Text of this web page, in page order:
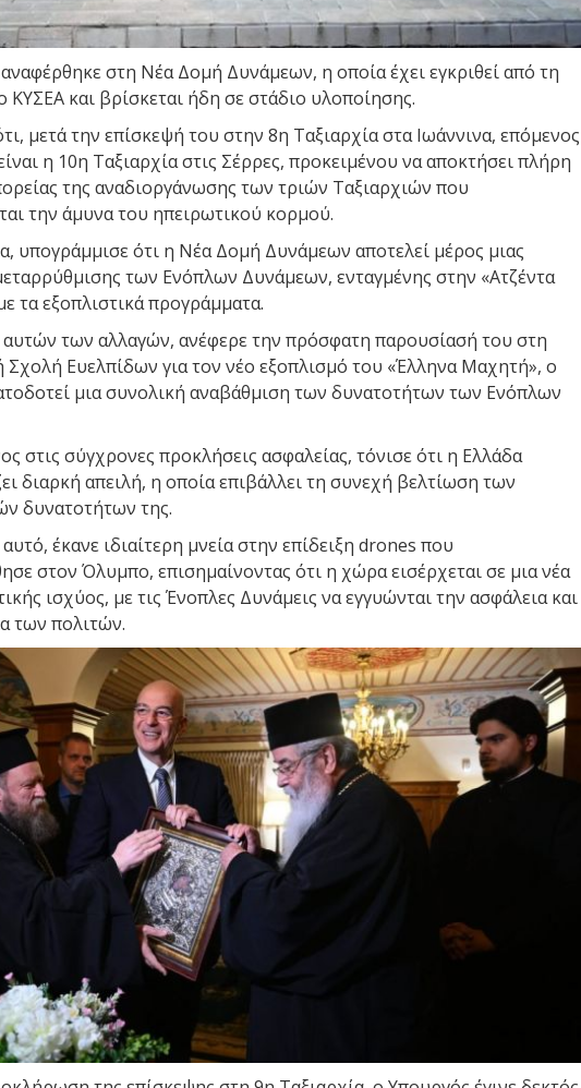
στη Νέα Δομή Δυνάμεων, η οποία έχει εγκριθεί από τη
ΚΥΣΕΑ και βρίσκεται ήδη σε στάδιο υλοποίησης.
μετά την επίσκεψή του στην 8η Ταξιαρχία στα Ιωάννινα, επόμενος
η 10η Ταξιαρχία στις Σέρρες, προκειμένου να αποκτήσει πλήρη
της αναδιοργάνωσης των τριών Ταξιαρχιών που
την άμυνα του ηπειρωτικού κορμού.
υπογράμμισε ότι η Νέα Δομή Δυνάμεων αποτελεί μέρος μιας
των Ενόπλων Δυνάμεων, ενταγμένης στην «Ατζέντα
τα εξοπλιστικά προγράμματα.
αυτών των αλλαγών, ανέφερε την πρόσφατη παρουσίασή του στη
Σχολή Ευελπίδων για τον νέο εξοπλισμό του «Έλληνα Μαχητή», ο
μια συνολική αναβάθμιση των δυνατοτήτων των Ενόπλων
στις σύγχρονες προκλήσεις ασφαλείας, τόνισε ότι η Ελλάδα
διαρκή απειλή, η οποία επιβάλλει τη συνεχή βελτίωση των
δυνατοτήτων της.
έκανε ιδιαίτερη μνεία στην επίδειξη drones που
στον Όλυμπο, επισημαίνοντας ότι η χώρα εισέρχεται σε μια νέα
ισχύος, με τις Ένοπλες Δυνάμεις να εγγυώνται την ασφάλεια και
των πολιτών.